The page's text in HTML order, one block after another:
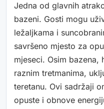
Jedna od glavnih
bazeni. Gosti mogu
ležaljkama i
savršeno mjesto za
mjeseci. Osim bazena,
raznim tretmanima,
teretanu. Ovi sadržaji
opuste i obnove